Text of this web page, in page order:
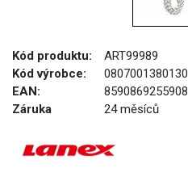
Kód produktu:
ART99989
Kód výrobce:
0807001380130
EAN:
8590869255908
Záruka
24 měsíců